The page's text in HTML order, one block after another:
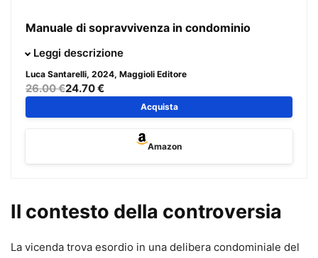
Manuale di sopravvivenza in condominio
La cronaca e le cause pendenti in tribunale ci raccontano
L’abuso degli spazi comuni, la suddivisione delle spese, la
revoca dell’amministratore, che non risponde mai al
telefono, ma anche la convivenza con l’odore di soffritto e
il cane del vicino, le spese personali o condominiali?
esperienza, si è imbattuto.
Questa pratica guida, che nasce dalla lunga esperienza in
Leggi descrizione
Luca Santarelli, 2024, Maggioli Editore
26.00 €24.70 €
Acquista
Amazon
Il contesto della controversia
La vicenda trova esordio in una delibera condominiale del